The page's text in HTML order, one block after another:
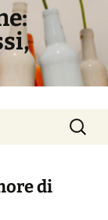
Ricerca
per:
di